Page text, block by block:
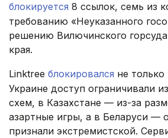
блокируется 8 ссылок, семь из
требованию «Неуказанного
решению Вилючинского
края.
Linktree блокировался не
Украине доступ ограничивали
схем, в Казахстане — из-за
азартные игры, а в Беларуси —
признали экстремистской.